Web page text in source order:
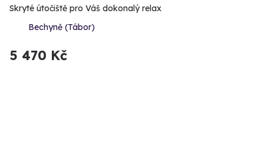
Skryté útočiště pro Váš dokonalý relax
Bechyně (Tábor)
5 470 Kč